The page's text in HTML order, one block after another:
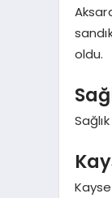
oldu.